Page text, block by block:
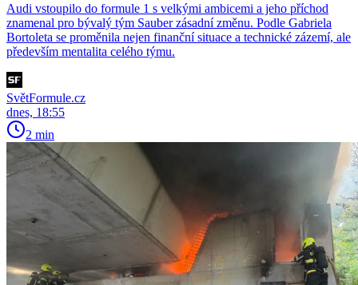
Audi vstoupilo do formule 1 s velkými ambicemi a jeho příchod
znamenal pro bývalý tým Sauber zásadní změnu. Podle Gabriela
Bortoleta se proměnila nejen finanční situace a technické zázemí, ale
především mentalita celého týmu.
SvětFormule.cz
dnes, 18:55
2 min